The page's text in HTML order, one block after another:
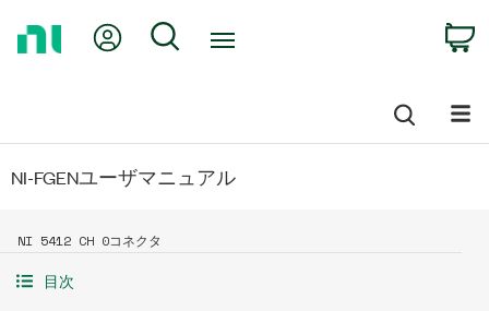
My Account
Search
NI-FGENユーザマニュアル
NI 5412 CH 0コネクタ
目次